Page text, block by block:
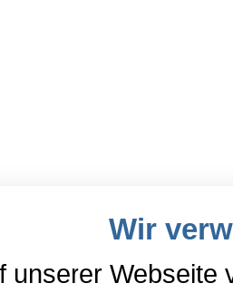
Wir
unserer Webseite